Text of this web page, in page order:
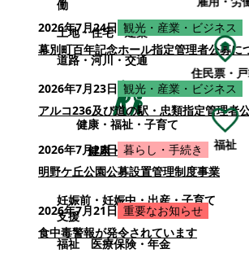
働
土地・住宅・建築
道路・河川・交通
健康・福祉・子育て
健康・福祉・子育て
妊娠前・妊娠中・出産・子育て
支援
福祉
医療保険・年金
2026年7月24日 観光・産業・ビジネス
幕別町百年記念ホール指定管理者公募に
2026年7月23日 観光・産業・ビジネス
アルコ236及び道の駅・忠類指定管理者
2026年7月22日 暮らし・手続き
明野ケ丘公園公募設置管理制度事業
2026年7月21日 重要なお知らせ
食中毒警報が発令されています
住民票・
福祉